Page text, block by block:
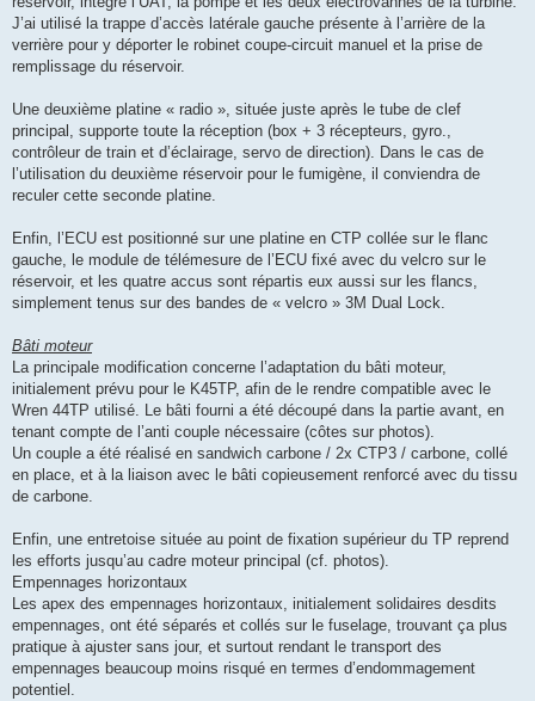
J’ai utilisé la trappe d’accès latérale gauche présente à l’arrière de la
verrière pour y déporter le robinet coupe-circuit manuel et la prise de
remplissage du réservoir.
Une deuxième platine « radio », située juste après le tube de clef
principal, supporte toute la réception (box + 3 récepteurs, gyro.,
contrôleur de train et d’éclairage, servo de direction). Dans le cas de
l’utilisation du deuxième réservoir pour le fumigène, il conviendra de
reculer cette seconde platine.
Enfin, l’ECU est positionné sur une platine en CTP collée sur le flanc
gauche, le module de télémesure de l’ECU fixé avec du velcro sur le
réservoir, et les quatre accus sont répartis eux aussi sur les flancs,
simplement tenus sur des bandes de « velcro » 3M Dual Lock.
Bâti moteur
La principale modification concerne l’adaptation du bâti moteur,
initialement prévu pour le K45TP, afin de le rendre compatible avec le
Wren 44TP utilisé. Le bâti fourni a été découpé dans la partie avant, en
tenant compte de l’anti couple nécessaire (côtes sur photos).
Un couple a été réalisé en sandwich carbone / 2x CTP3 / carbone, collé
en place, et à la liaison avec le bâti copieusement renforcé avec du tissu
de carbone.
Enfin, une entretoise située au point de fixation supérieur du TP reprend
les efforts jusqu’au cadre moteur principal (cf. photos).
Empennages horizontaux
Les apex des empennages horizontaux, initialement solidaires desdits
empennages, ont été séparés et collés sur le fuselage, trouvant ça plus
pratique à ajuster sans jour, et surtout rendant le transport des
empennages beaucoup moins risqué en termes d’endommagement
potentiel.